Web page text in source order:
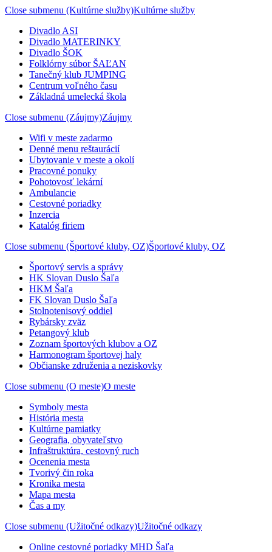
Close submenu (Kultúrne služby)Kultúrne služby
Divadlo ASI
Divadlo MATERINKY
Divadlo ŠOK
Folklórny súbor ŠAĽAN
Tanečný klub JUMPING
Centrum voľného času
Základná umelecká škola
Close submenu (Záujmy)Záujmy
Wifi v meste zadarmo
Denné menu reštaurácií
Ubytovanie v meste a okolí
Pracovné ponuky
Pohotovosť lekární
Ambulancie
Cestovné poriadky
Inzercia
Katalóg firiem
Close submenu (Športové kluby, OZ)Športové kluby, OZ
Športový servis a správy
HK Slovan Duslo Šaľa
HKM Šaľa
FK Slovan Duslo Šaľa
Stolnotenisový oddiel
Rybársky zväz
Petangový klub
Zoznam športových klubov a OZ
Harmonogram športovej haly
Občianske združenia a neziskovky
Close submenu (O meste)O meste
Symboly mesta
História mesta
Kultúrne pamiatky
Geografia, obyvateľstvo
Infraštruktúra, cestovný ruch
Ocenenia mesta
Tvorivý čin roka
Kronika mesta
Mapa mesta
Čas a my
Close submenu (Užitočné odkazy)Užitočné odkazy
Online cestovné poriadky MHD Šaľa